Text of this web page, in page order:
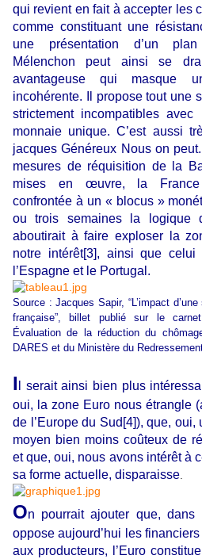
qui revient en fait à accepter les
comme constituant une
une présentation d’un
Mélenchon peut ainsi se
avantageuse qui masque
incohérente. Il propose tout une
strictement incompatibles avec
monnaie unique. C’est aussi
jacques Généreux Nous on
mesures de réquisition de la
mises en œuvre, la France
confrontée à un « blocus »
ou trois semaines la logique
aboutirait à faire exploser la
notre intérêt[3], ainsi que celui
l’Espagne et le Portugal.
Source : Jacques Sapir, “L’impact
française”, billet publié sur le
Évaluation de la réduction du
DARES et du Ministère du
I
l serait ainsi bien plus
oui, la zone Euro nous étrangle
de l’Europe du Sud[4]), que,
moyen bien moins coûteux de
et que, oui, nous avons intérêt à
sa forme actuelle, disparaisse
On pourrait ajouter que,
oppose aujourd’hui les
aux producteurs, l’Euro